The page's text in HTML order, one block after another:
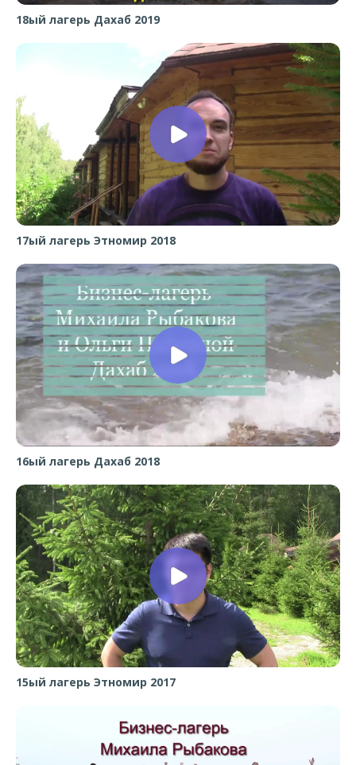
18ый лагерь Дахаб 2019
17ый лагерь Этномир 2018
16ый лагерь Дахаб 2018
15ый лагерь Этномир 2017